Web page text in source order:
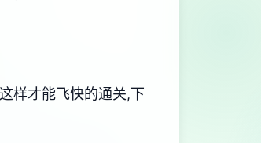
样才能飞快的通关,下